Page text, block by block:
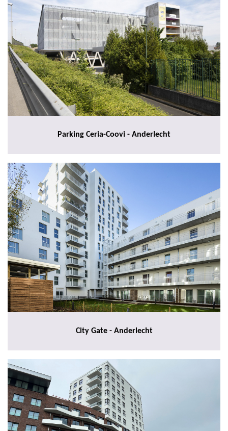
Parking Ceria-Coovi - Anderlecht
City Gate - Anderlecht